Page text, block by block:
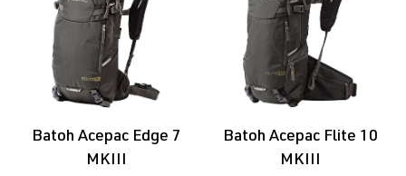
Batoh Acepac Edge 7
MKIII
Batoh Acepac Flite 10
MKIII